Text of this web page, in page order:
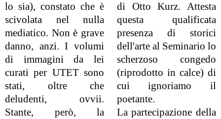
lo sia), constato che è
scivolata nel nulla
mediatico. Non è grave
danno, anzi. I volumi
di immagini da lei
curati per UTET sono
stati, oltre che
deludenti, ovvii.
Stante, però, la
di Otto Kurz. Attesta
questa qualificata
presenza di storici
dell'arte al Seminario lo
scherzoso congedo
(riprodotto in calce) di
cui ignoriamo il
poetante.
La partecipazione della